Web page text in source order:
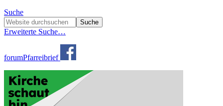
Suche
Erweiterte Suche…
forumPfarreibrief